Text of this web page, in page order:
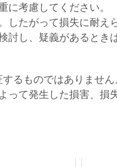
に考慮してください。
したがって損失に耐え
討し、疑義があるとき
るものではありませ
って発生した損害、損